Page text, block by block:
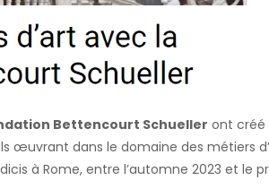
Bettencourt Schueller ont créé
œuvrant dans le domaine des métiers
à Rome, entre l’automne 2023 et le